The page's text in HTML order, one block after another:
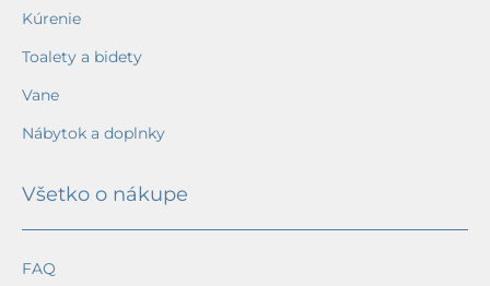
Kúrenie
Toalety a bidety
Vane
Nábytok a doplnky
Všetko o nákupe
FAQ